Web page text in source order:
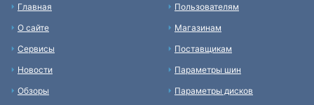
Главная
О сайте
Сервисы
Новости
Обзоры
Пользователям
Магазинам
Поставщикам
Параметры шин
Параметры дисков